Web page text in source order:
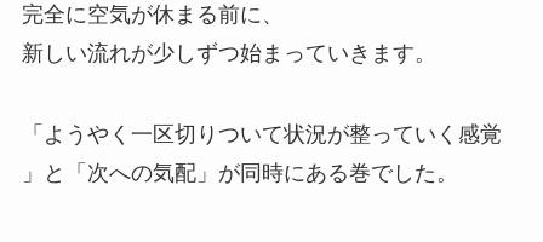
完全に空気が休まる前に、
新しい流れが少しずつ始まっていきます。
「ようやく一区切りついて状況が整っていく感覚
」
と「次への気配」 が同時にある巻でした。